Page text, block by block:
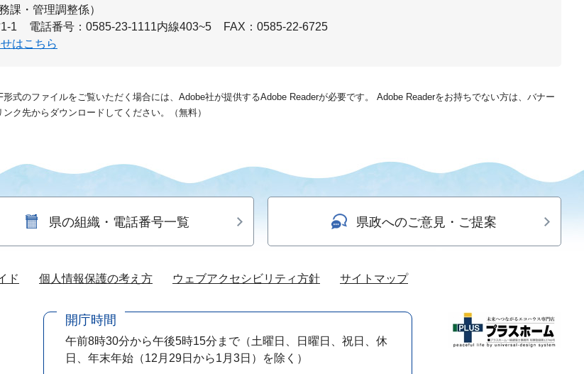
務課・管理調整係）
1
電話番号：0585-23-1111内線403~5
FAX：0585-22-6725
はこちら
形式のファイルをご覧いただく場合には、Adobe社が提供するAdobe Readerが必要です。
Adobe Readerをお持ちでない方は、バナー
ンク先からダウンロードしてください。（無料）
県の組織・電話番号一覧 県政へのご意見・ご提案
ド 個人情報保護の考え方 ウェブアクセシビリティ方針 サイトマップ
開庁時間
午前8時30分から午後5時15分まで （土曜日、日曜日、祝日、休
日、年末年始（12月29日から1月3日）を除く）